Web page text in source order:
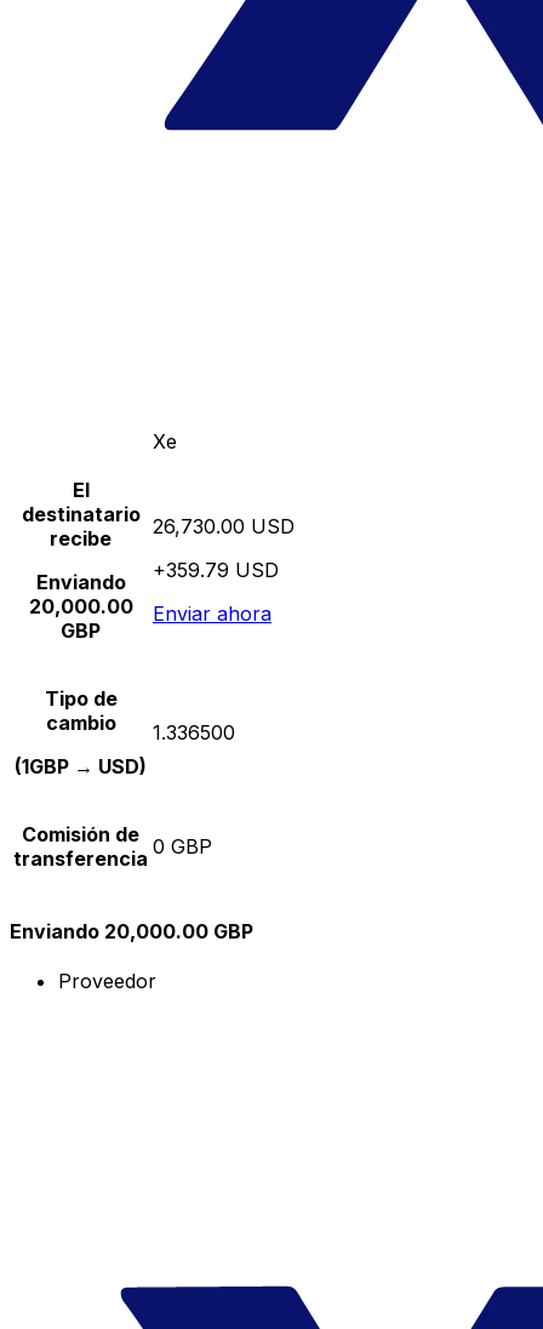
Xe
El
destinatario
recibe
Enviando
20,000.00
GBP
26,730.00 USD
+359.79 USD
Enviar ahora
Tipo de
cambio
(1GBP → USD)
1.336500
Comisión de
transferencia 0 GBP
Enviando 20,000.00 GBP
Proveedor